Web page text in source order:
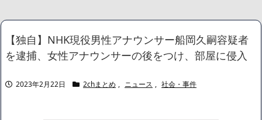
広末涼子さん、正気に戻ってしまい絶望する・・・「アカン、キ
ャリアがすべて終わった」
【悲報】サウナブーム終了のお知らせ 5年で｢ととのう客｣4割減
まう・・・
【数学】なんだよこの漫画www【注意】
【独自】NHK現役男性アナウンサー船岡久嗣容疑者
を逮捕、女性アナウンサーの後をつけ、部屋に侵入
2023年2月22日 2chまとめ , ニュース , 社会・事件